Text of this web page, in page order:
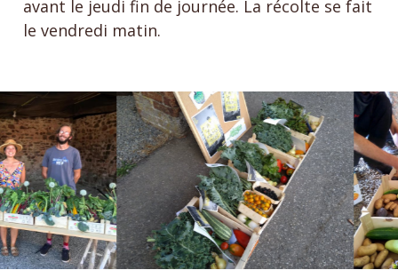
avant le jeudi fin de journée. La récolte se fait
le vendredi matin.